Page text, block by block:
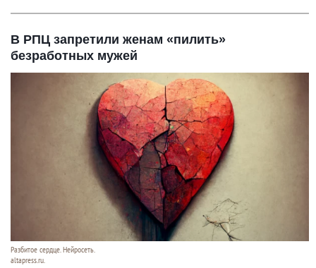
В РПЦ запретили женам «пилить»
безработных мужей
Разбитое сердце. Нейросеть.
altapress.ru.